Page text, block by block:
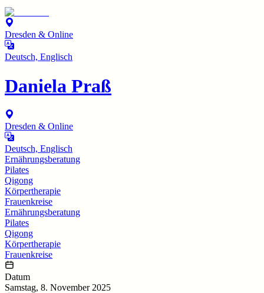
Dresden & Online
Deutsch, Englisch
Daniela Praß
Dresden & Online
Deutsch, Englisch
Ernährungsberatung
Pilates
Qigong
Körpertherapie
Frauenkreise
Ernährungsberatung
Pilates
Qigong
Körpertherapie
Frauenkreise
Datum
Samstag, 8. November 2025